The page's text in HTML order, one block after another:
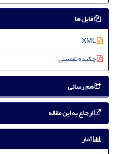
فایل ها
چکیده تفصیلی
هم رسانی
ارجاع به این مقاله
آمار